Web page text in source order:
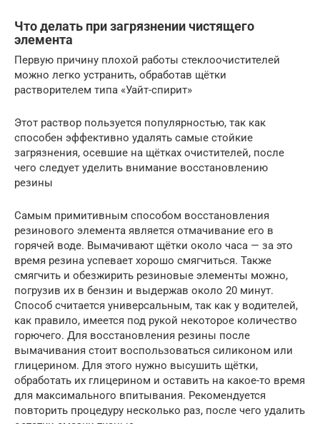
Что делать при загрязнении чистящего
элемента
Первую причину плохой работы стеклоочистителей
можно легко устранить, обработав щётки
растворителем типа «Уайт-спирит»
Этот раствор пользуется популярностью, так как
способен эффективно удалять самые стойкие
загрязнения, осевшие на щётках очистителей, после
чего следует уделить внимание восстановлению
резины
Самым примитивным способом восстановления
резинового элемента является отмачивание его в
горячей воде. Вымачивают щётки около часа — за это
время резина успевает хорошо смягчиться. Также
смягчить и обезжирить резиновые элементы можно,
погрузив их в бензин и выдержав около 20 минут.
Способ считается универсальным, так как у водителей,
как правило, имеется под рукой некоторое количество
горючего. Для восстановления резины после
вымачивания стоит воспользоваться силиконом или
глицерином. Для этого нужно высушить щётки,
обработать их глицерином и оставить на какое-то время
для максимального впитывания. Рекомендуется
повторить процедуру несколько раз, после чего удалить